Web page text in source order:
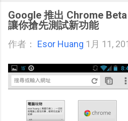
Google 推出 Chrome
讓你搶先測試新功能
作者： Esor Huang 1月 11,